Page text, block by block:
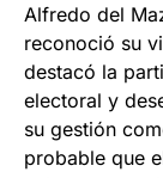
Alfredo del
reconoció su
destacó la
electoral y
su gestión
probable que